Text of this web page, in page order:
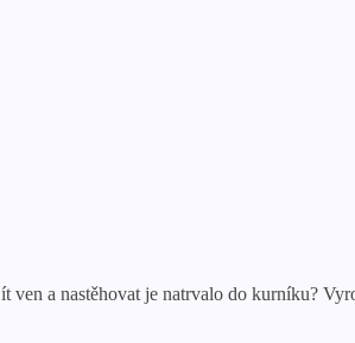
a nastěhovat je natrvalo do kurníku?